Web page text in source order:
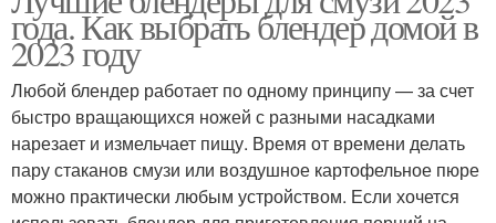
года. Как выбрать блендер домой в
2023 году
Любой блендер работает по одному принципу — за счет
быстро вращающихся ножей с разными насадками
нарезает и измельчает пищу. Время от времени делать
пару стаканов смузи или воздушное картофельное пюре
можно практически любым устройством. Если хочется